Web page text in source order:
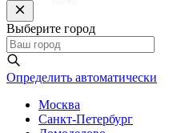
Выберите город
Определить автоматически
Москва
Санкт-Петербург